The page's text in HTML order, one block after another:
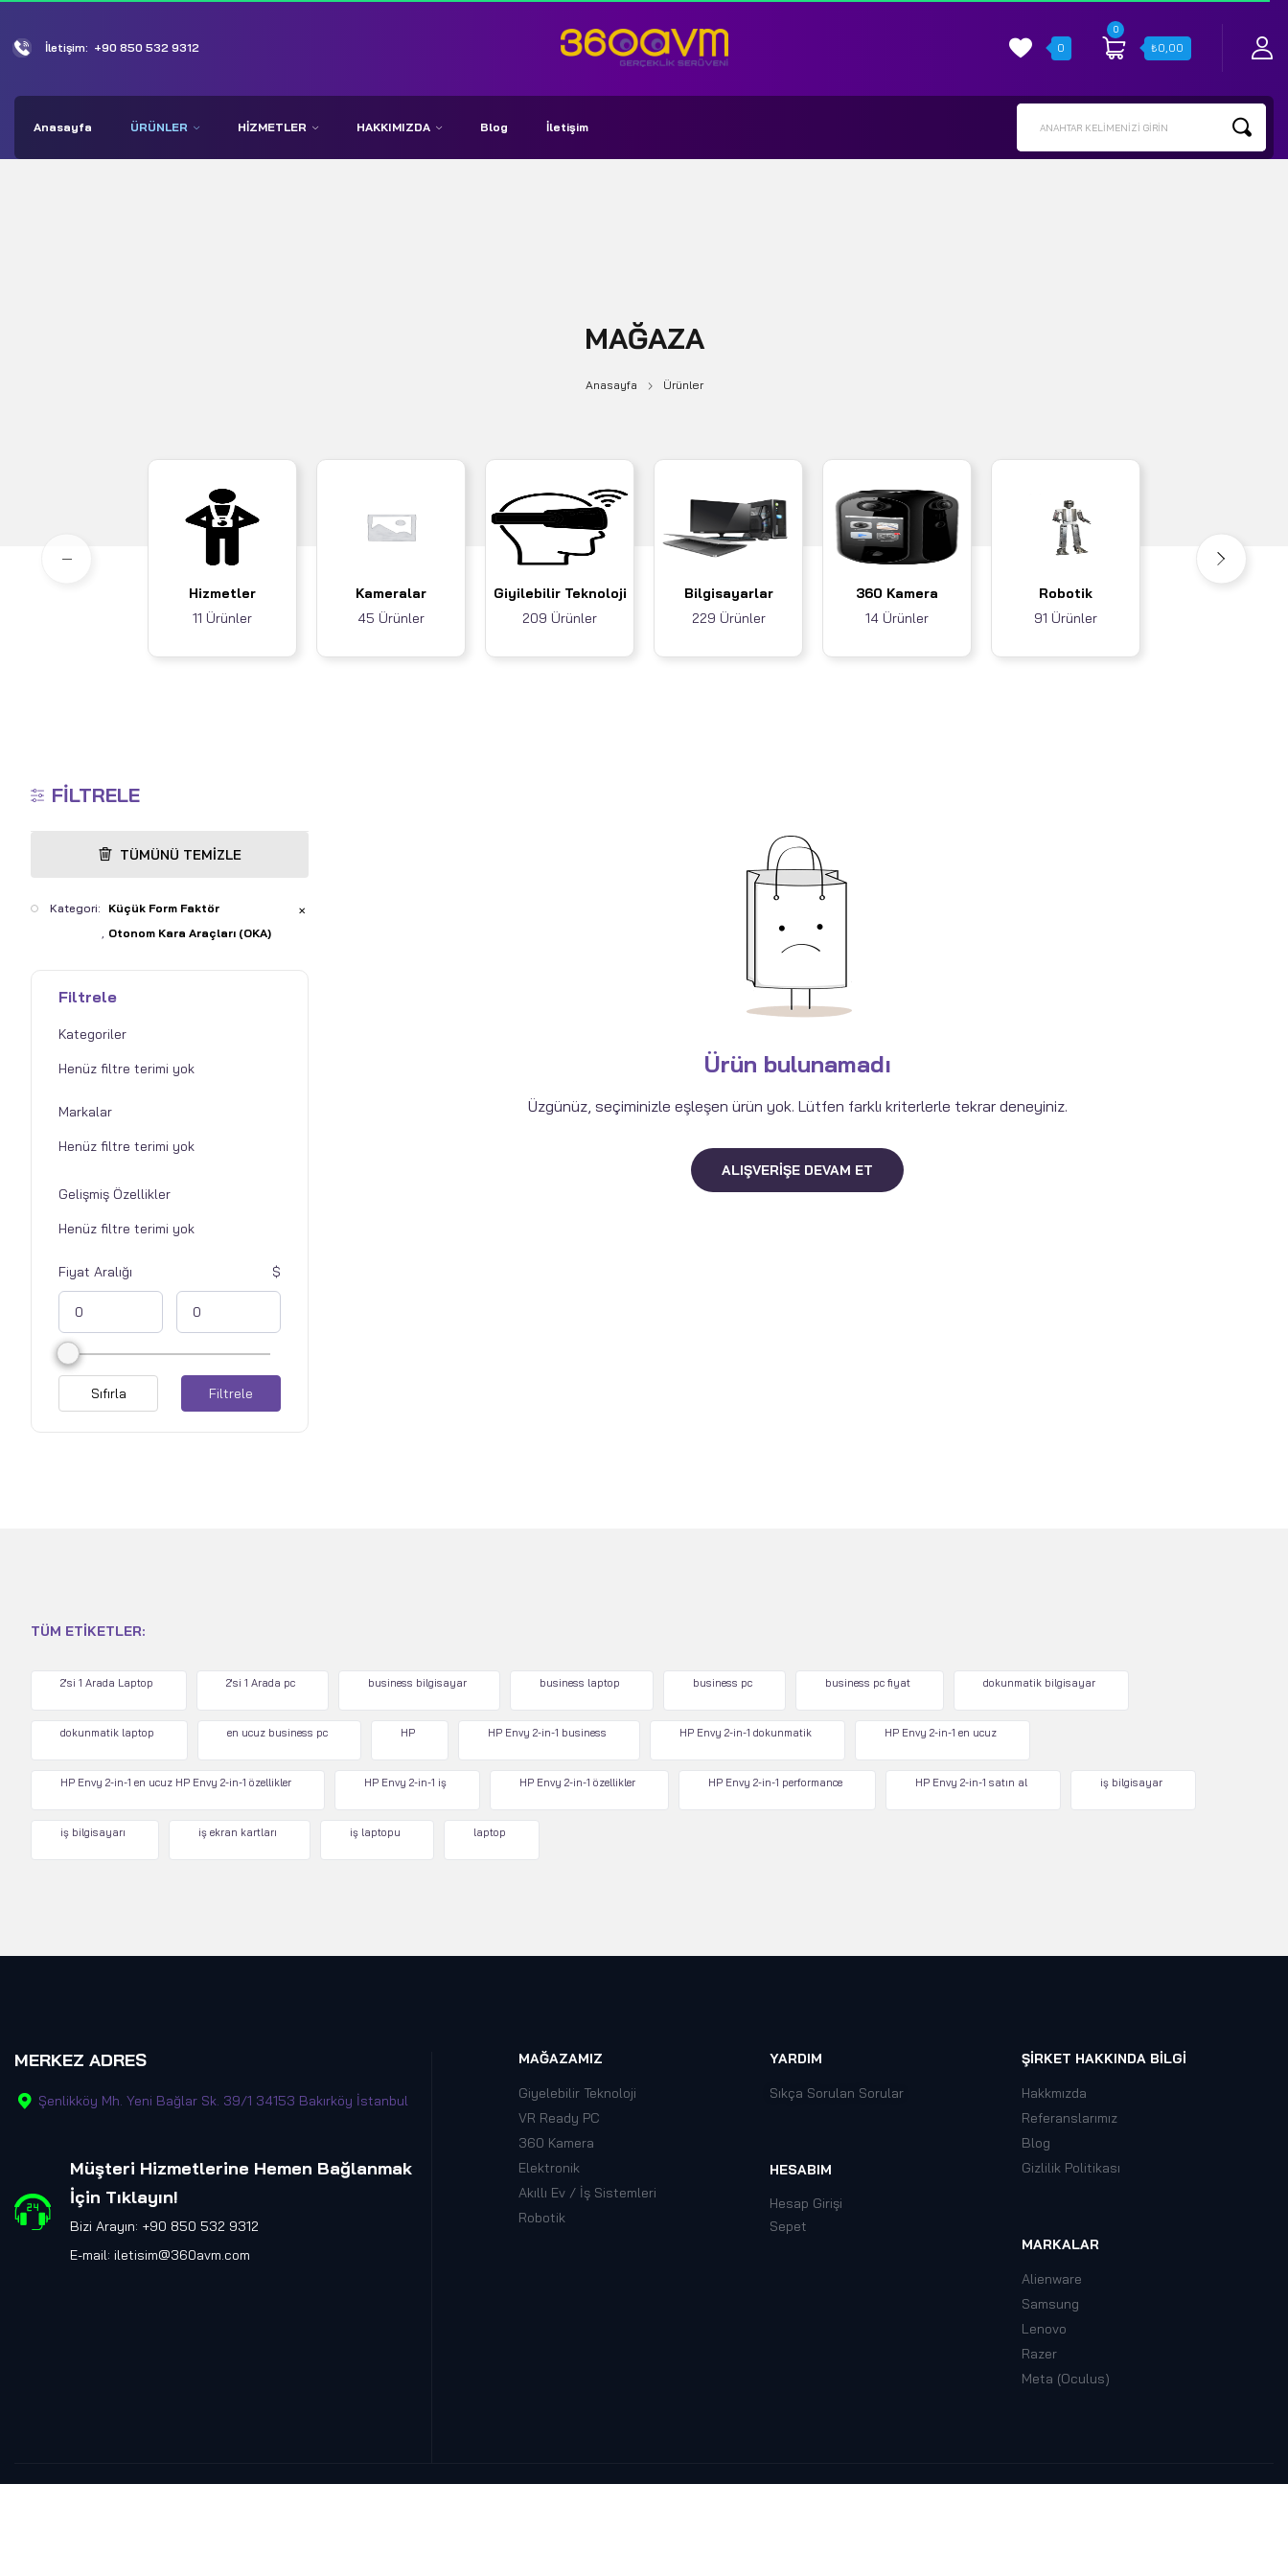
İletişim: +90 850 532 9312 0
0
₺0,00
Anasayfa ÜRÜNLER HIZMETLER HAKKIMIZDA Blog İletişim ANAHTAR KELIMENIZI GIRIN
MAĞAZA
Anasayfa Ürünler
Hizmetler
11 Ürünler
Kameralar
45 Ürünler
Giyilebilir Teknoloji
209 Ürünler
Bilgisayarlar
229 Ürünler
360 Kamera
14 Ürünler
Robotik
91 Ürünler
FILTRELE
TÜMÜNÜ TEMIZLE
Kategori:
Küçük Form Faktör
Otonom Kara Araçları (OKA)
✕
Filtrele
Kategoriler
Markalar
Gelişmiş Özellikler
Fiyat Aralığı
Filtrele
Sıfırla
Ürün bulunamadı
Üzgünüz, seçiminizle eşleşen ürün yok. Lütfen farklı kriterlerle tekrar deneyiniz.
ALIŞVERIŞE DEVAM ET
TÜM ETIKETLER:
2'si 1 Arada Laptop 2'si 1 Arada pc business bilgisayar business laptop business pc business pc fiyat dokunmatik bilgisayar
dokunmatik laptop en ucuz business pc HP HP Envy 2-in-1 business HP Envy 2-in-1 dokunmatik HP Envy 2-in-1 en ucuz
HP Envy 2-in-1 en ucuz HP Envy 2-in-1 özellikler HP Envy 2-in-1 iş HP Envy 2-in-1 özellikler HP Envy 2-in-1 performance HP Envy 2-in-1 satın al iş bilgisayar
iş bilgisayarı iş ekran kartları iş laptopu laptop
MERKEZ ADRES
Şenlikköy Mh. Yeni Bağlar Sk. 39/1 34153 Bakırköy İstanbul
Müşteri Hizmetlerine Hemen Bağlanmak
İçin Tıklayın!
Bizi Arayın: +90 850 532 9312
E-mail: iletisim@360avm.com
MAĞAZAMIZ
Giyelebilir Teknoloji
VR Ready PC
360 Kamera
Elektronik
Akıllı Ev / İş Sistemleri
Robotik
YARDIM
Sıkça Sorulan Sorular
HESABIM
Hesap Girişi
Sepet
ŞIRKET HAKKINDA BILGI
Hakkmızda
Referanslarımız
Blog
Gizlilik Politikası
MARKALAR
Alienware
Samsung
Lenovo
Razer
Meta (Oculus)